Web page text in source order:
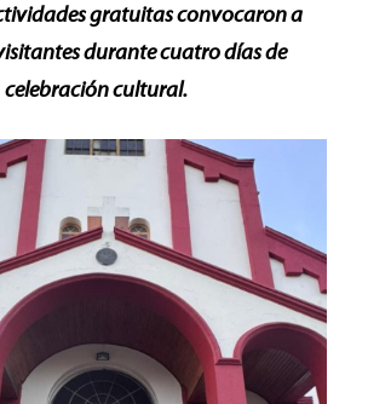
gratuitas convocaron a
durante cuatro días de
celebración cultural.